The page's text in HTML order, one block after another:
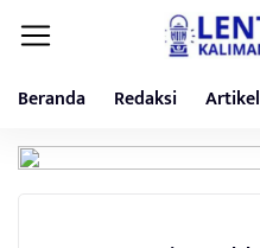
Beranda Redaksi Artikel